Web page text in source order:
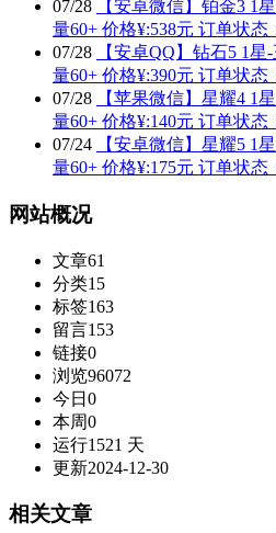
07/28
【安卓微信】铂金3 1
量60+ 价格¥:538元 订单状态
07/28
【安卓QQ】钻石5 1
量60+ 价格¥:390元 订单状态
07/28
【苹果微信】星耀4 1
量60+ 价格¥:140元 订单状态
07/24
【安卓微信】星耀5 1
量60+ 价格¥:175元 订单状态
网站概况
文章61
分类15
标签163
留言153
链接0
浏览96072
今日 0
本周0
运行1521 天
更新2024-12-30
相关文章